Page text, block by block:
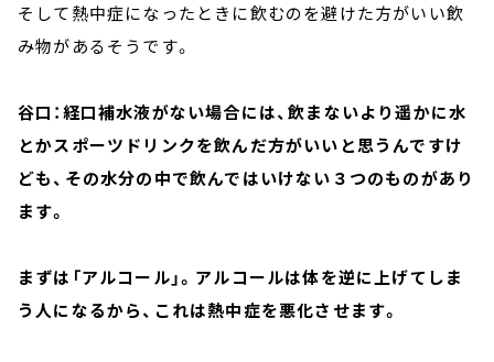
そして熱中症になったときに飲むのを避けた方がいい飲
み物があるそうです。
谷口：経口補水液がない場合には、飲まないより遥かに水
とかスポーツドリンクを飲んだ方がいいと思うんですけ
ども、その水分の中で飲んではいけない３つのものがあり
ます。
まずは「アルコール」。アルコールは体を逆に上げてしま
う人になるから、これは熱中症を悪化させます。